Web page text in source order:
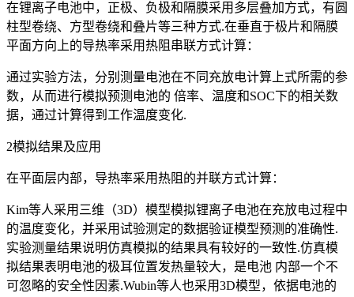
在锂离子电池中，正极、负极和隔膜采用多层叠加方式，有圆
柱型卷绕、方型卷绕和叠片等三种方式.在垂直于极片和隔膜
平面方向上的导热率采用热阻串联方式计算：
通过实验方法，分别测量电池在不同充放电计算上式所需的参
数，从而进行模拟预测电池的 倍率、温度和SOC下的相关数
据，通过计算得到工作温度变化.
2模拟结果及应用
在平面层内部，导热率采用热阻的并联方式计算：
Kim等人采用三维（3D）模型模拟锂离子电池在充放电过程中
的温度变化，并采用试验测定的数据验证模型预测的准确性.
实验测量结果说明仿真模拟的结果具有较好的一致性.仿真模
拟结果表明电池的极耳位置发热量较大，是电池 内部一个不
可忽略的安全性因素.Wubin等人也采用3D模型，依据电池的